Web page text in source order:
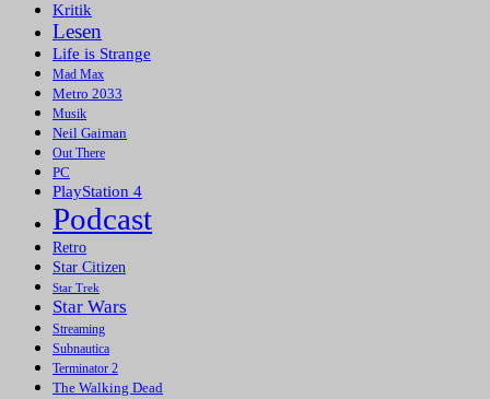
Kritik
Lesen
Life is Strange
Mad Max
Metro 2033
Musik
Neil Gaiman
Out There
PC
PlayStation 4
Podcast
Retro
Star Citizen
Star Trek
Star Wars
Streaming
Subnautica
Terminator 2
The Walking Dead